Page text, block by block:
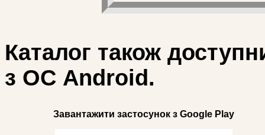
Каталог також
з ОС Android.
Завантажити застосунок з Google Play